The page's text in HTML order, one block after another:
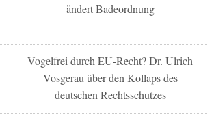
ändert Badeordnung
Vogelfrei durch EU-Recht? Dr. Ulrich
Vosgerau über den Kollaps des
deutschen Rechtsschutzes